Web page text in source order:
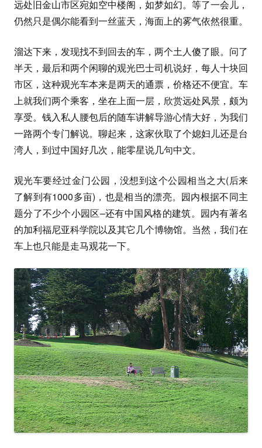
远处旧金山市区宛如空中楼阁，如梦如幻。等了一会儿，
仍然只是偶尔能看到一丝蓝天，海面上的雾气依然很重。
溜达下来，发现找不到回去的车，两个土人傻了眼。问了
半天，最后和两个闲聊的观光巴士司机说好，每人十块回
市区，这种观光车本来是两天的通票，价格还不便宜。车
上就我们两个乘客，坐在上面一层，欣赏远处风景，颇为
享受。钱入私人腰包后的随车讲解导游心情大好，为我们
一路两个专门解说。聊起来，这家伙取了个媳妇儿还是台
湾人，到过中国好几次，能零星说几句中文。
观光车要经过金门公园，没想到这个公园相当之大(后来
了解到有1000多亩)，也是相当的漂亮。园内根据不同主
题分了不少个小园区–还有中国风格的建筑。园内有著名
的加利福尼亚科学院以及其它几个博物馆。当然，我们在
车上也只能是走马观花一下。